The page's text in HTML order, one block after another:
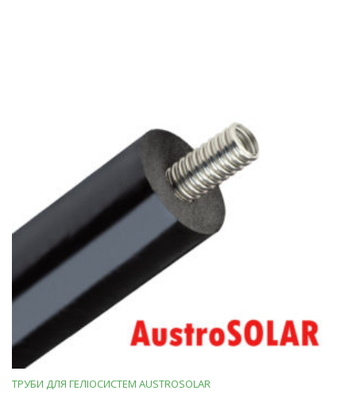
ТРУБИ ДЛЯ ГЕЛІОСИСТЕМ AUSTROSOLAR